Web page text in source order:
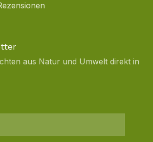
aus Natur und Umwelt direkt in